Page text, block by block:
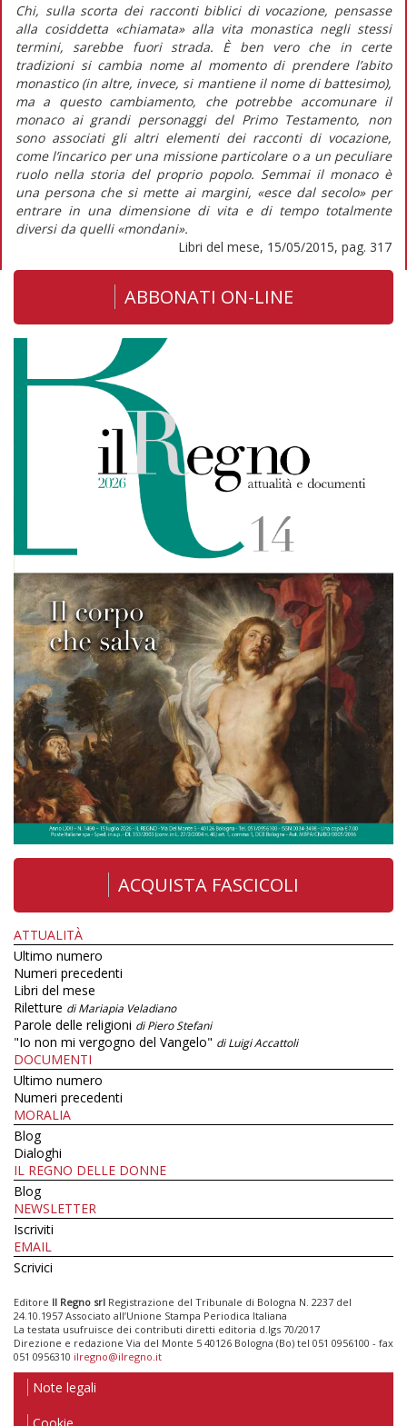
Chi, sulla scorta dei racconti biblici di vocazione, pensasse
alla cosiddetta «chiamata» alla vita monastica negli stessi
termini, sarebbe fuori strada. È ben vero che in certe
tradizioni si cambia nome al momento di prendere l’abito
monastico (in altre, invece, si mantiene il nome di battesimo),
ma a questo cambiamento, che potrebbe accomunare il
monaco ai grandi personaggi del Primo Testamento, non
sono associati gli altri elementi dei racconti di vocazione,
come l’incarico per una missione particolare o a un peculiare
ruolo nella storia del proprio popolo. Semmai il monaco è
una persona che si mette ai margini, «esce dal secolo» per
entrare in una dimensione di vita e di tempo totalmente
diversi da quelli «mondani».
Libri del mese, 15/05/2015, pag. 317
ABBONATI ON-LINE
ACQUISTA FASCICOLI
ATTUALITÀ
Ultimo numero
Numeri precedenti
Libri del mese
Riletture di Mariapia Veladiano
Parole delle religioni di Piero Stefani
"Io non mi vergogno del Vangelo" di Luigi Accattoli
DOCUMENTI
Ultimo numero
Numeri precedenti
MORALIA
Blog
Dialoghi
IL REGNO DELLE DONNE
Blog
NEWSLETTER
Iscriviti
EMAIL
Scrivici
Editore Il Regno srl Registrazione del Tribunale di Bologna N. 2237 del
24.10.1957 Associato all’Unione Stampa Periodica Italiana
La testata usufruisce dei contributi diretti editoria d.lgs 70/2017
Direzione e redazione Via del Monte 5 40126 Bologna (Bo) tel 051 0956100 - fax
051 0956310 ilregno@ilregno.it
Note legali